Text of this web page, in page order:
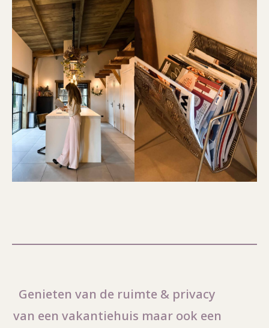
Genieten van de ruimte & privacy
van een vakantiehuis maar ook een